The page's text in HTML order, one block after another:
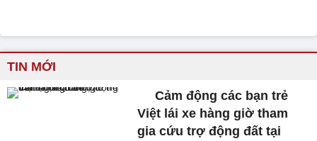
TIN MỚI
Cảm động các bạn trẻ
Việt lái xe hàng giờ tham
gia cứu trợ động đất tại